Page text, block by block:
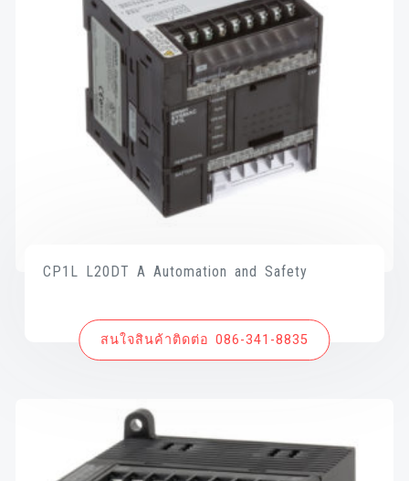
CP1L L20DT A Automation and Safety
สนใจสินค้าติดต่อ 086-341-8835